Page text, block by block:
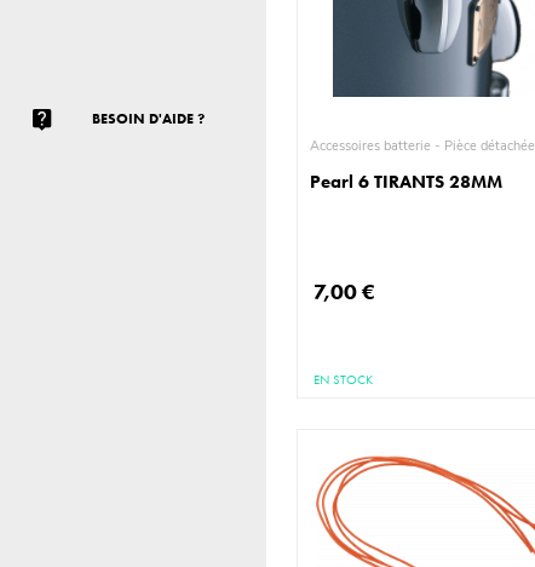
Accessoires batterie - Pièce détachée
Pearl 6 TIRANTS 28MM
7,00 €
EN STOCK
BESOIN D'AIDE ?